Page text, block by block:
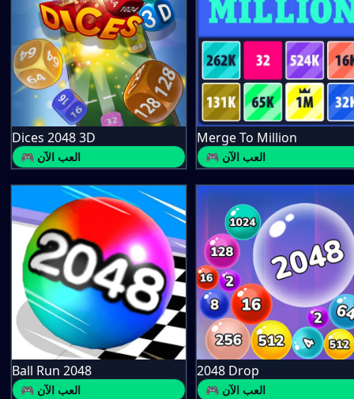
Dices 2048 3D
🎮 العب الآن
Merge To Million
🎮 العب الآن
Ball Run 2048
🎮 العب الآن
2048 Drop
🎮 العب الآن